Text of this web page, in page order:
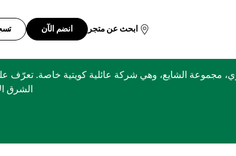
ابحث عن متجر انضم الآن
حصرية مع شريكها التجاري، مجموعة الشايع، وهي شركة عائلية كويتية
الشرق